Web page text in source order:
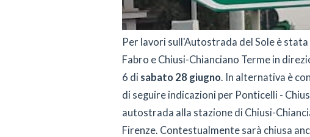
Per lavori sull'Autostrada del Sole è
Fabro e Chiusi-Chianciano Terme in
6 di sabato 28 giugno. In alternativa è
di seguire indicazioni per Ponticelli -
autostrada alla stazione di Chiusi-
Firenze. Contestualmente sarà chiusa